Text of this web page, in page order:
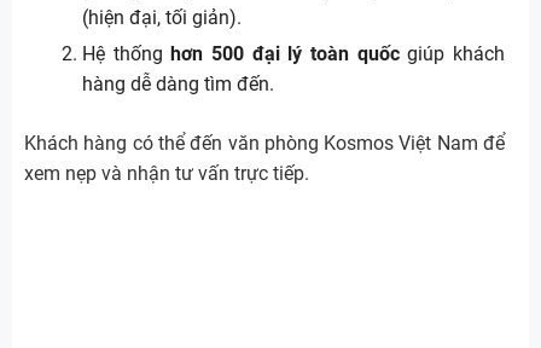
(hiện đại, tối giản).
Hệ thốnghơn 500 đại lý toàn quốcgiúp khách
hàng dễ dàng tìm đến.
Khách hàng có thể đến văn phòng Kosmos Việt Nam để
xem nẹp và nhận tư vấn trực tiếp.